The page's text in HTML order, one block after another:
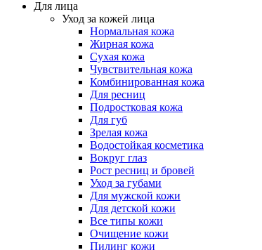
Для лица
Уход за кожей лица
Нормальная кожа
Жирная кожа
Сухая кожа
Чувствительная кожа
Комбинированная кожа
Для ресниц
Подростковая кожа
Для губ
Зрелая кожа
Водостойкая косметика
Вокруг глаз
Рост ресниц и бровей
Уход за губами
Для мужской кожи
Для детской кожи
Все типы кожи
Очищение кожи
Пилинг кожи